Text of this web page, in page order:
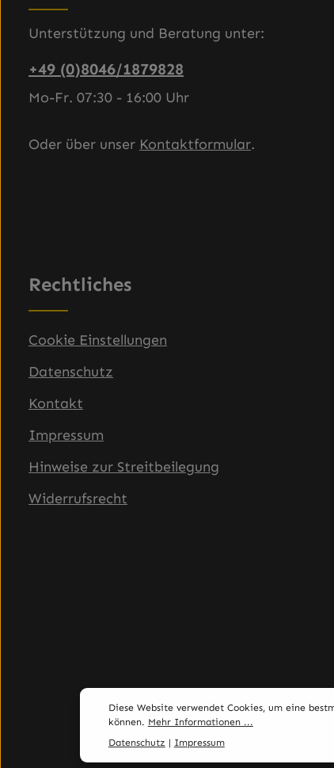
Unterstützung und Beratung unter:
+49 (0)8046/1879828
Mo-Fr. 07:30 - 16:00 Uhr
Oder über unser Kontaktformular.
Rechtliches
Cookie Einstellungen
Datenschutz
Kontakt
Impressum
Hinweise zur Streitbeilegung
Widerrufsrecht
Diese Website verwendet Cookies, um eine
können. Mehr Informationen ...
Datenschutz | Impressum